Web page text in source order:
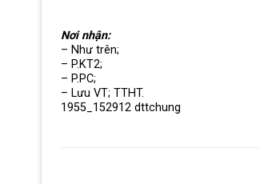
Nơi nhận:
– Như trên;
– P.KT2;
– P.PC;
– Lưu VT; TTHT.
1955_152912 dttchung